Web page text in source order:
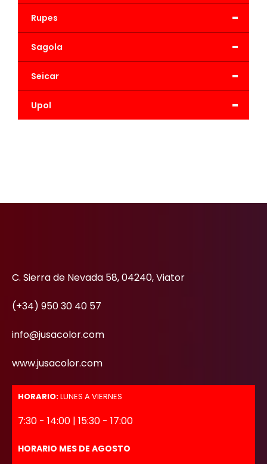
-
Rupes
-
Sagola
-
Seicar
-
Upol
C. Sierra de Nevada 58, 04240, Viator
(+34) 950 30 40 57
info@jusacolor.com
www.jusacolor.com
HORARIO:LUNES A VIERNES
7:30 - 14:00 | 15:30 - 17:00
HORARIO MES DE AGOSTO